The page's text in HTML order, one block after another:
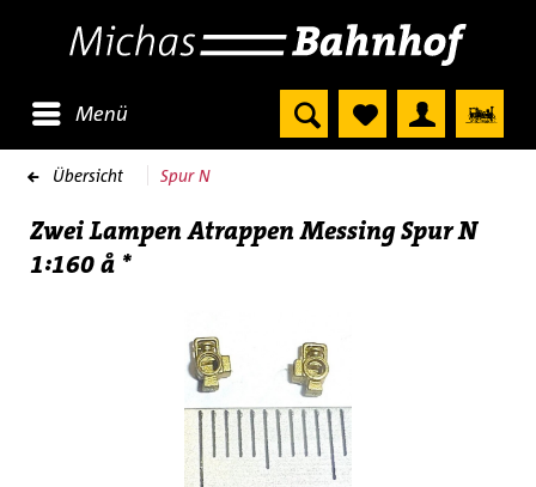
Menü
Übersicht Spur N
Zwei Lampen Atrappen Messing Spur N
1:160 å *